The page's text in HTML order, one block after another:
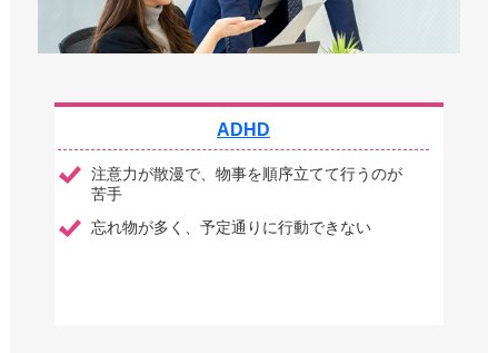
ADHD
注意力が散漫で、物事を順序立てて行うのが
苦手
忘れ物が多く、予定通りに行動できない